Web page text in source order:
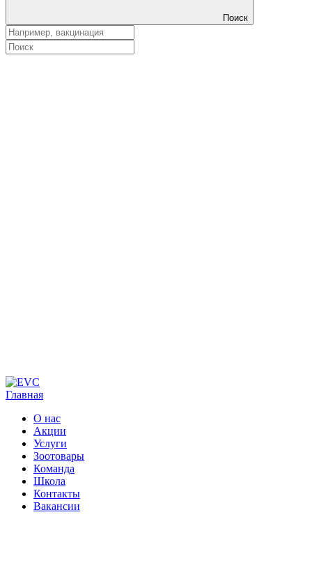
Поиск
Главная
О нас
Акции
Услуги
Зоотовары
Команда
Школа
Контакты
Вакансии